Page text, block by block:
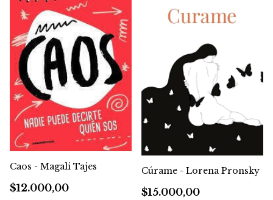
Caos - Magali Tajes
$12.000,00
Cúrame - Lorena Pronsky
$15.000,00